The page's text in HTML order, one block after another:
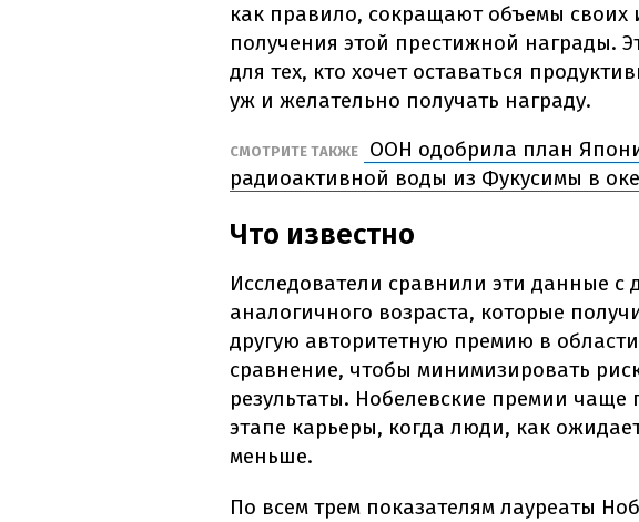
как правило, сокращают объемы своих
получения этой престижной награды.
для тех, кто хочет оставаться
уж и желательно получать награду.
СМОТРИТЕ ТАКЖЕ
ООН одобрила план
радиоактивной воды из Фукусимы в
Что известно
Исследователи сравнили эти данные
аналогичного возраста, которые
другую авторитетную премию в
сравнение, чтобы минимизировать
результаты. Нобелевские премии
этапе карьеры, когда люди, как
меньше.
По всем трем показателям лауреаты